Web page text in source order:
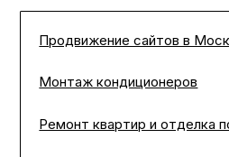
Продвижение сайтов в
Монтаж кондиционеров
Ремонт квартир и отделка